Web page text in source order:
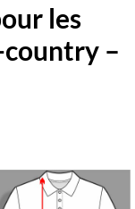
les
country –